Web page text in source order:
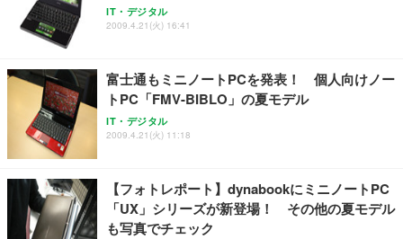
IT・デジタル
2009.4.21(火) 16:41
富士通もミニノートPCを発表！ 個人向けノー
トPC「FMV-BIBLO」の夏モデル
IT・デジタル
2009.4.21(火) 11:18
【フォトレポート】dynabookにミニノートPC
「UX」シリーズが新登場！ その他の夏モデル
も写真でチェック